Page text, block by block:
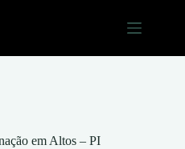
em Altos – PI